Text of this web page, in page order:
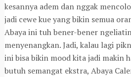
kesannya adem dan nggak
jadi cewe kue yang bikin semua
Abaya ini tuh bener-bener
menyenangkan. Jadi, kalau lagi
ini bisa bikin mood kita jadi makin
butuh semangat ekstra, Abaya